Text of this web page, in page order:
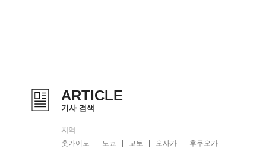
ARTICLE
기사 검색
지역
홋카이도
도쿄 교토 오사카
후쿠오카